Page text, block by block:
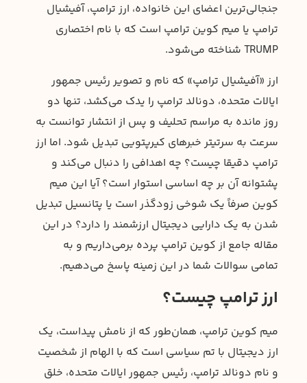
جنجالی‌ترین اعضای این خانواده، ارز ترامپ، آفیشیال
ترامپ یا میم کوین ترامپ است که با نام اختصاری
TRUMP شناخته می‌شود.
ارز «آفیشیال ترامپ» که نام و تصویر رئیس جمهور
ایالات متحده، دونالد ترامپ را یدک می‌کشد، تنها دو
روز مانده به مراسم تحلیف و پس از انتشار توانست به
سرعت به سرتیتر خبرهای کیرپتویی تبدیل شود. اما ارز
ترامپ دقیقا چیست؟ چه اهدافی را دنبال می‌کند و
پشتوانه آن بر چه اساسی استوار است؟ آیا این میم
کوین صرفاً یک شوخی زودگذر است یا پتانسیل تبدیل
شدن به یک دارایی دیجیتال ارزشمند را دارد؟ در این
مقاله جامع از کوین ترامپ پرده برمی‌داریم و به
تمامی سوالات شما در این زمینه پاسخ می‌دهیم.
ارز ترامپ چیست؟
میم کوین ترامپ، همان‌طور که از نامش پیداست، یک
ارز دیجیتال با تم سیاسی است که با الهام از شخصیت
و نام دونالد ترامپ، رئیس جمهور ایالات متحده، خلق